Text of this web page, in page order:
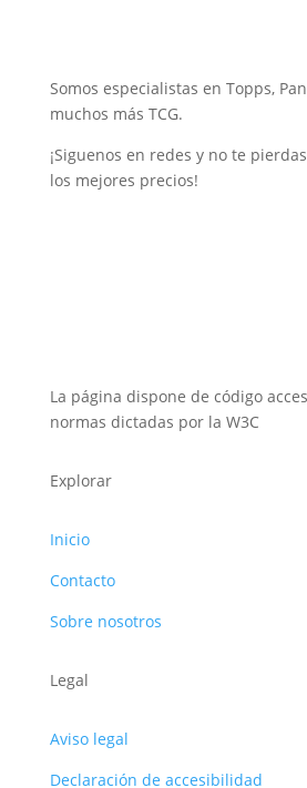
Somos especialistas en Topps,
muchos más TCG.
¡Siguenos en redes y no te
los mejores precios!
La página dispone de código
normas dictadas por la W3C
Explorar
Inicio
Contacto
Sobre nosotros
Legal
Aviso legal
Declaración de accesibilidad